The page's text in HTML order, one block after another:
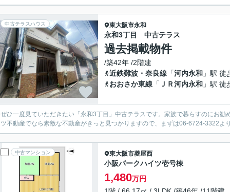
中古テラスハウス 東大阪市永和
永和3丁目 中古テラス
過去掲載物件
/築42年 /2階建
近鉄難波・奈良線 「河内永和 」駅 徒
おおさか東線 「 ＪＲ河内永和 」駅 徒
ぜひ一度見ていただきたい「永和3丁目」中古テラスです。家族で暮らすのにお
ツ不動産でなら素敵な不動産がきっと見つかりますので、まずは06-6724-3322よ
中古マンション 東大阪市菱屋西
小阪パークハイツ壱号棟
1,480万円